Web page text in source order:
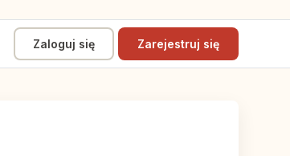
Zaloguj się Zarejestruj się